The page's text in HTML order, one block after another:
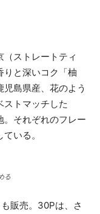
ストレートティ
りと深いコク「柚
島県産、花のよう
ストマッチした
。それぞれのフレー
いる。
る
販売。30Pは、さ